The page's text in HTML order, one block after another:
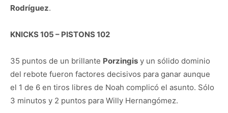
Rodríguez.
KNICKS 105 – PISTONS 102
35 puntos de un brillante Porzingis y un sólido dominio
del rebote fueron factores decisivos para ganar aunque
el 1 de 6 en tiros libres de Noah complicó el asunto. Sólo
3 minutos y 2 puntos para Willy Hernangómez.